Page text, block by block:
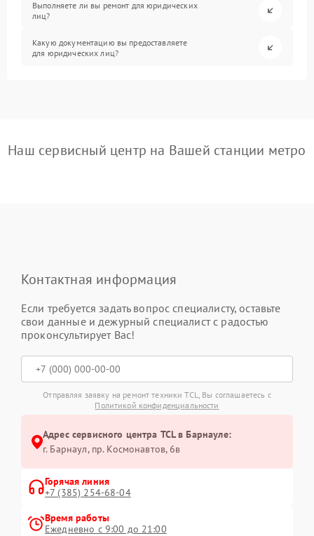
Выполняете ли вы ремонт для юридических
лиц?
Какую документацию вы предоставляете
для юридических лиц?
Наш сервисный центр на Вашей станции метро
Контактная информация
Если требуется задать вопрос специалисту, оставьте
свои данные и дежурный специалист с радостью
проконсультирует Вас!
Отправляя заявку на ремонт техники TCL, Вы соглашаетесь с
Политикой конфиденциальности
Адрес сервисного центра TCL в Барнауле:
г. Барнаул, ​пр. Космонавтов, 6в
Горячая линия
+7 (385) 254-68-04
Время работы
Ежедневно с 9:00 до 21:00